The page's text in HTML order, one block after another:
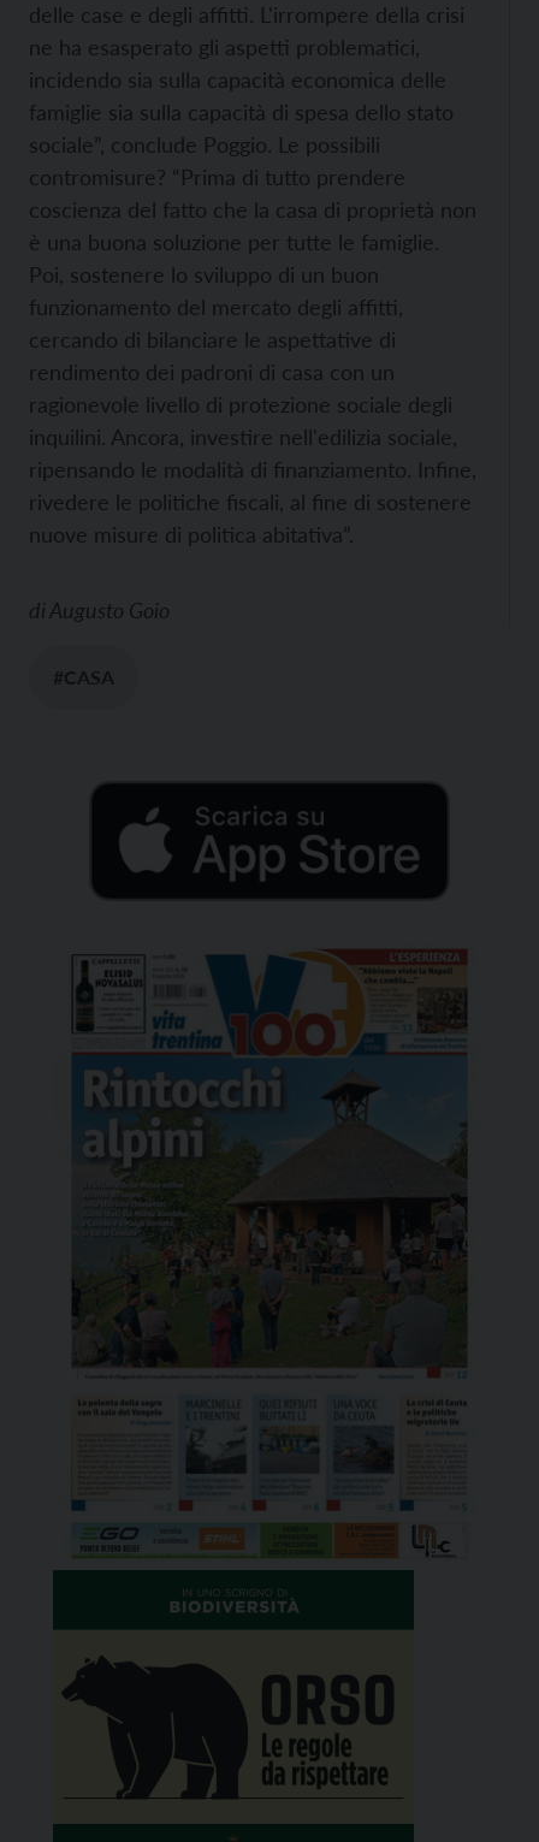
delle case e degli affitti. L'irrompere della crisi
ne ha esasperato gli aspetti problematici,
incidendo sia sulla capacità economica delle
famiglie sia sulla capacità di spesa dello stato
sociale”, conclude Poggio. Le possibili
contromisure? “Prima di tutto prendere
coscienza del fatto che la casa di proprietà non
è una buona soluzione per tutte le famiglie.
Poi, sostenere lo sviluppo di un buon
funzionamento del mercato degli affitti,
cercando di bilanciare le aspettative di
rendimento dei padroni di casa con un
ragionevole livello di protezione sociale degli
inquilini. Ancora, investire nell'edilizia sociale,
ripensando le modalità di finanziamento. Infine,
rivedere le politiche fiscali, al fine di sostenere
nuove misure di politica abitativa”.
diAugusto Goio
#CASA